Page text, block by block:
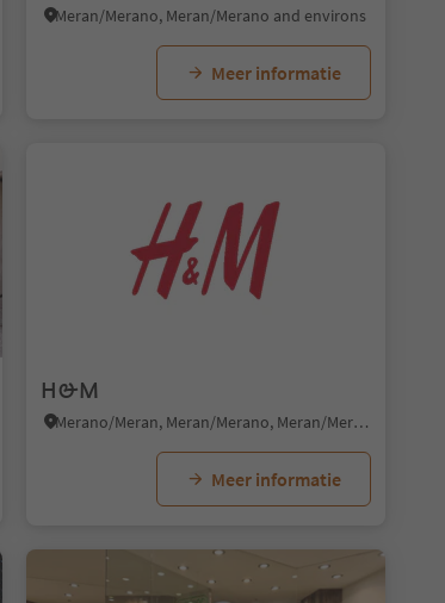
Meran/Merano, Meran/Merano and environs
Meer informatie
H&M
Merano/Meran, Meran/Merano, Meran/Merano and environs
Meer informatie